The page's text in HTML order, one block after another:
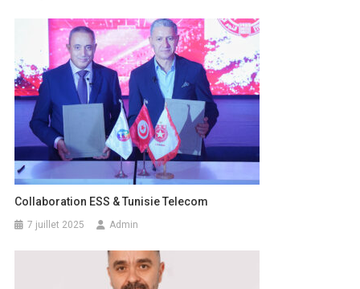
Collaboration ESS & Tunisie Telecom
7 juillet 2025 Admin